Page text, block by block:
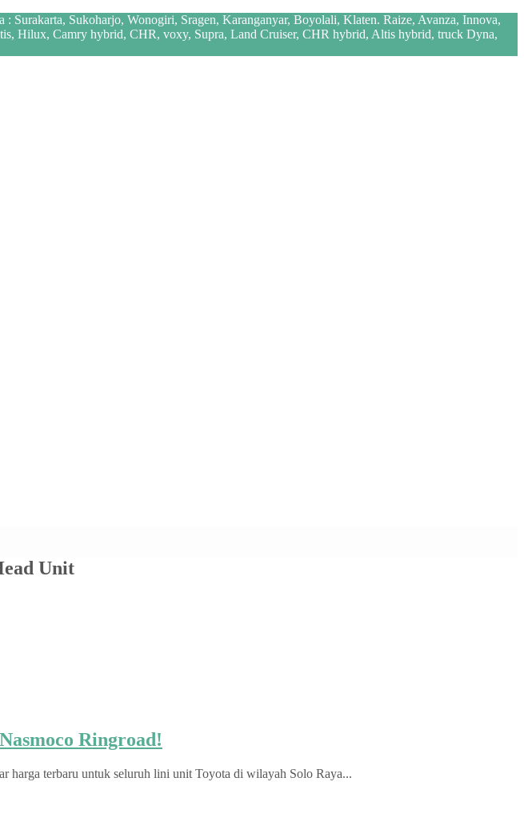
: Surakarta, Sukoharjo, Wonogiri, Sragen, Karanganyar, Boyolali, Klaten. Raize, Avanza, Innova,
Hilux, Camry hybrid, CHR, voxy, Supra, Land Cruiser, CHR hybrid, Altis hybrid, truck Dyna,
Unit
Ringroad!
harga terbaru untuk seluruh lini unit Toyota di wilayah Solo Raya...